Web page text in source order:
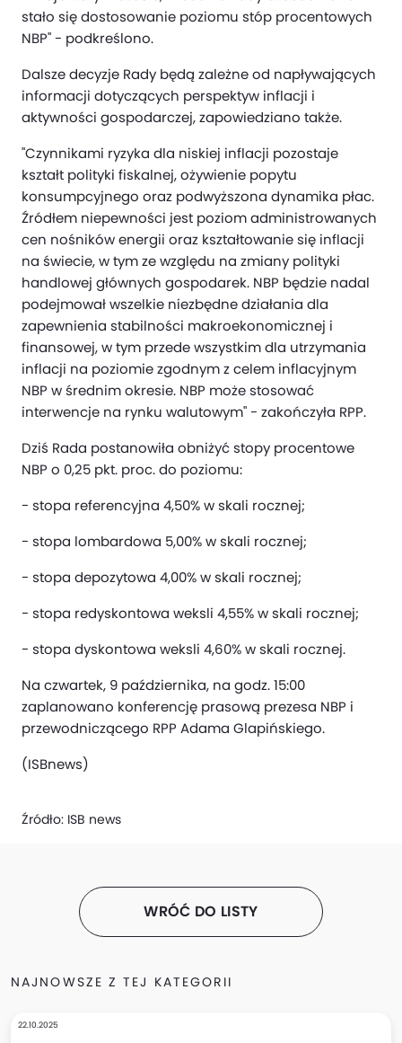
stało się dostosowanie poziomu stóp procentowych
NBP" - podkreślono.
Dalsze decyzje Rady będą zależne od napływających
informacji dotyczących perspektyw inflacji i
aktywności gospodarczej, zapowiedziano także.
"Czynnikami ryzyka dla niskiej inflacji pozostaje
kształt polityki fiskalnej, ożywienie popytu
konsumpcyjnego oraz podwyższona dynamika płac.
Źródłem niepewności jest poziom administrowanych
cen nośników energii oraz kształtowanie się inflacji
na świecie, w tym ze względu na zmiany polityki
handlowej głównych gospodarek. NBP będzie nadal
podejmował wszelkie niezbędne działania dla
zapewnienia stabilności makroekonomicznej i
finansowej, w tym przede wszystkim dla utrzymania
inflacji na poziomie zgodnym z celem inflacyjnym
NBP w średnim okresie. NBP może stosować
interwencje na rynku walutowym" - zakończyła RPP.
Dziś Rada postanowiła obniżyć stopy procentowe
NBP o 0,25 pkt. proc. do poziomu:
- stopa referencyjna 4,50% w skali rocznej;
- stopa lombardowa 5,00% w skali rocznej;
- stopa depozytowa 4,00% w skali rocznej;
- stopa redyskontowa weksli 4,55% w skali rocznej;
- stopa dyskontowa weksli 4,60% w skali rocznej.
Na czwartek, 9 października, na godz. 15:00
zaplanowano konferencję prasową prezesa NBP i
przewodniczącego RPP Adama Glapińskiego.
(ISBnews)
Źródło: ISB news
WRÓĆ DO LISTY
NAJNOWSZE Z TEJ KATEGORII
22.10.2025